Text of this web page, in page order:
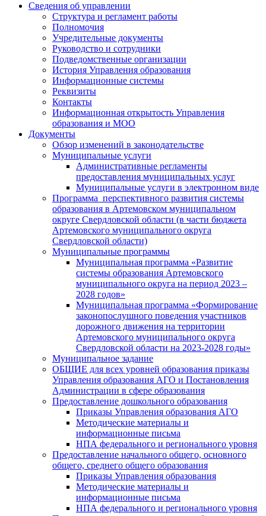
Сведения об управлении
Структура и регламент работы
Полномочия
Учредительные документы
Руководство и сотрудники
Подведомственные организации
История Управления образования
Информационные системы
Реквизиты
Контакты
Информационная открытость Управления
образования и МОО
Документы
Обзор изменений в законодательстве
Муниципальные услуги
Административные регламенты
предоставления муниципальных услуг
Муниципальные услуги в электронном виде
Программа перспективного развития системы
образования в Артемовском муниципальном
округе Свердловской области (в части бюджета
Артемовского муниципального округа
Свердловской области)
Муниципальные программы
Муниципальная программа «Развитие
системы образования Артемовского
муниципального округа на период 2023 –
2028 годов»
Муниципальная программа «Формирование
законопослушного поведения участников
дорожного движения на территории
Артемовского муниципального округа
Свердловской области на 2023-2028 годы»
Муниципальное задание
ОБЩИЕ для всех уровней образования приказы
Управления образования АГО и Постановления
Администрации в сфере образования
Предоставление дошкольного образования
Приказы Управления образования АГО
Методические материалы и
информационные письма
НПА федерального и регионального уровня
Предоставление начального общего, основного
общего, среднего общего образования
Приказы Управления образования
Методические материалы и
информационные письма
НПА федерального и регионального уровня